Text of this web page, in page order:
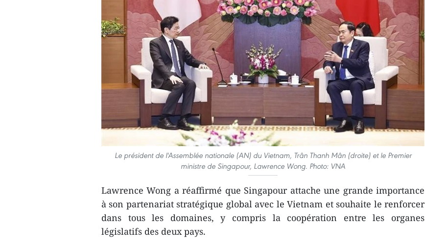
Le président de l'Assemblée nationale (AN) du Vietnam, Trân Thanh Mân (droite) et le Premier
ministre de Singapour, Lawrence Wong. Photo: VNA
Lawrence Wong a réaffirmé que Singapour attache une grande importance
à son partenariat stratégique global avec le Vietnam et souhaite le renforcer
dans tous les domaines, y compris la coopération entre les organes
législatifs des deux pays.